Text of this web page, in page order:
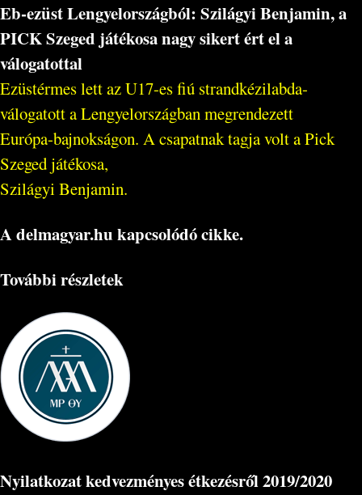
Eb-ezüst Lengyelországból: Szilágyi Benjamin, a
PICK Szeged játékosa nagy sikert ért el a
válogatottal
Ezüstérmes lett az U17-es fiú strandkézilabda-
válogatott a Lengyelországban megrendezett
Európa-bajnokságon. A csapatnak tagja volt a Pick
Szeged játékosa,
Szilágyi Benjamin.
A delmagyar.hu kapcsolódó cikke.
További részletek
Nyilatkozat kedvezményes étkezésről 2019/2020